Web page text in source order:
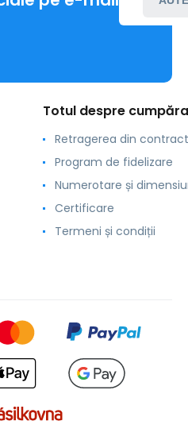
Totul despre
Retragerea din contract
Program de fidelizare
Numerotare și
Certificare
Termeni și condiții